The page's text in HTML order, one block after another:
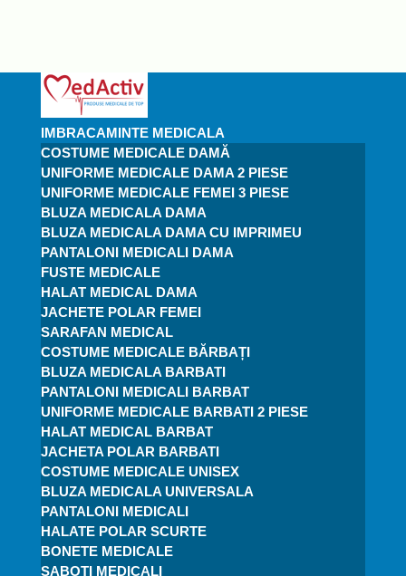
IMBRACAMINTE MEDICALA
COSTUME MEDICALE DAMĂ
UNIFORME MEDICALE DAMA 2 PIESE
UNIFORME MEDICALE FEMEI 3 PIESE
BLUZA MEDICALA DAMA
BLUZA MEDICALA DAMA CU IMPRIMEU
PANTALONI MEDICALI DAMA
FUSTE MEDICALE
HALAT MEDICAL DAMA
JACHETE POLAR FEMEI
SARAFAN MEDICAL
COSTUME MEDICALE BĂRBAȚI
BLUZA MEDICALA BARBATI
PANTALONI MEDICALI BARBAT
UNIFORME MEDICALE BARBATI 2 PIESE
HALAT MEDICAL BARBAT
JACHETA POLAR BARBATI
COSTUME MEDICALE UNISEX
BLUZA MEDICALA UNIVERSALA
PANTALONI MEDICALI
HALATE POLAR SCURTE
BONETE MEDICALE
SABOȚI MEDICALI